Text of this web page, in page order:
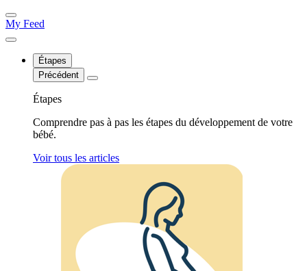
My Feed
Étapes
Précédent
Étapes
Comprendre pas à pas les étapes du développement de votre
bébé.
Voir tous les articles